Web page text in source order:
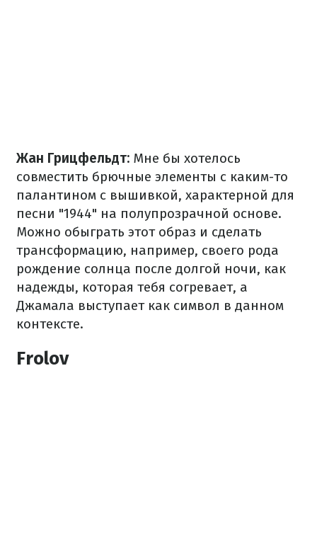
Жан Грицфельдт: Мне бы хотелось
совместить брючные элементы с каким-то
палантином с вышивкой, характерной для
песни "1944" на полупрозрачной основе.
Можно обыграть этот образ и сделать
трансформацию, например, своего рода
рождение солнца после долгой ночи, как
надежды, которая тебя согревает, а
Джамала выступает как символ в данном
контексте.
Frolov